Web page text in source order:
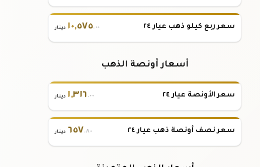
سعر ربع كيلو ذهب عيار ٢٤ ١٠,٥٧٥.٠٠ دينار
أسعار أونصة الذهب
سعر الأونصة عيار ٢٤ ١,٣١٦ .٠٠ دينار
سعر نصف أونصة ذهب عيار ٢٤ ٦٥٧ .٨٠ دينار